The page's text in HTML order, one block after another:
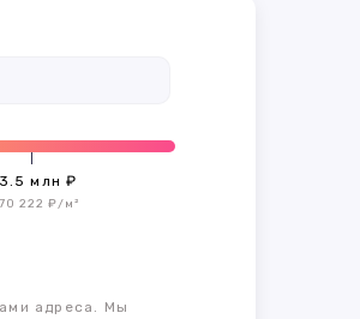
млн ₽
222 ₽/м²
адреса. Мы